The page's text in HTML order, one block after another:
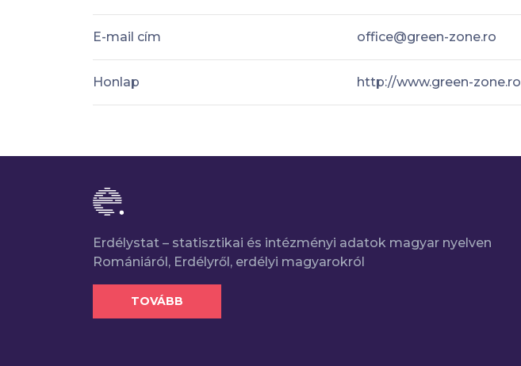
E-mail cím office@green-zone.ro
Honlap http://www.green-zone.ro
Erdélystat – statisztikai és intézményi adatok magyar nyelven
Romániáról, Erdélyről, erdélyi magyarokról
TOVÁBB